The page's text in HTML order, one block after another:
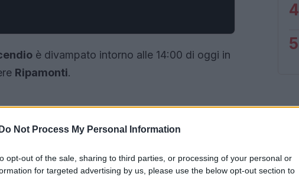
Do Not Process My Personal Information
opt-out of the sale, sharing to third parties, or processing of your personal or
for targeted advertising by us, please use the below opt-out section to
è divampato intorno alle 14:00 di oggi in
Ripamonti.
4
5